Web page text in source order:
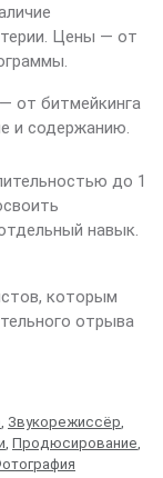
Цены — от
от битмейкинга
и содержанию.
до 1
навык.
которым
отрыва
Звукорежиссёр
Продюсирование